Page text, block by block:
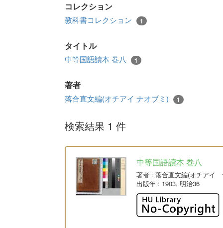
コレクション
教科書コレクション 1
タイトル
中等国語讀本 巻八 1
著者
落合直文編(オチアイ ナオブミ) 1
検索結果 1 件
中等国語讀本 巻八
著者 : 落合直文編(オチアイ
出版年 : 1903, 明治36